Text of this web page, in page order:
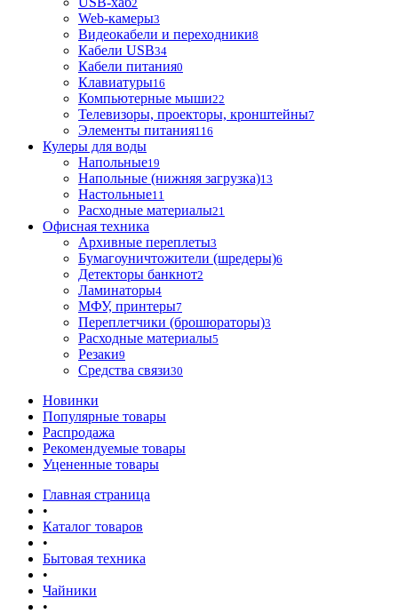
2
Web-камеры3
Видеокабели и переходники8
Кабели USB34
Кабели питания0
Клавиатуры16
Компьютерные мыши22
Телевизоры, проекторы, кронштейны7
Элементы питания116
Кулеры для воды
Напольные19
Напольные (нижняя загрузка)13
Настольные11
Расходные материалы21
Офисная техника
Архивные переплеты3
Бумагоуничтожители (шредеры)6
Детекторы банкнот2
Ламинаторы4
МФУ, принтеры7
Переплетчики (брошюраторы)3
Расходные материалы5
Резаки9
Средства связи30
Новинки
Популярные товары
Распродажа
Рекомендуемые товары
Уцененные товары
Главная страница
•
Каталог товаров
•
Бытовая техника
•
Чайники
•